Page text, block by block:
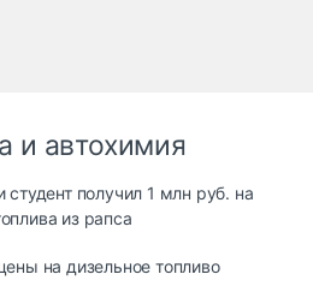
и автохимия
студент получил 1 млн руб. на
из рапса
на дизельное топливо